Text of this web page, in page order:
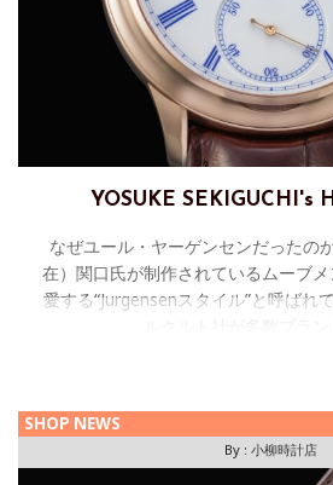
YOSUKE SEKIGUCHI's
なぜユール・ヤーゲンセンだったの
在）関口氏が制作されているムーブ
愛する“Jurgensenスタイル”と呼ばれ
SHOP NEWS
By : 小柳時計店